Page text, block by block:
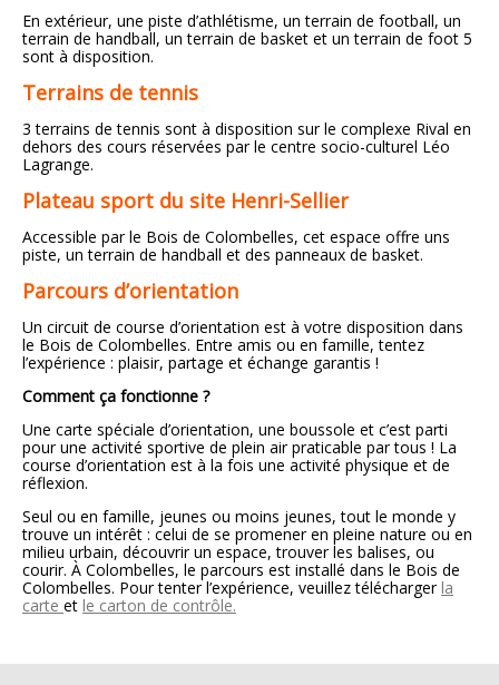
En extérieur, une piste d’athlétisme, un terrain de football, un
terrain de handball, un terrain de basket et un terrain de foot 5
sont à disposition.
Terrains de tennis
3 terrains de tennis sont à disposition sur le complexe Rival en
dehors des cours réservées par le centre socio-culturel Léo
Lagrange.
Plateau sport du site Henri-Sellier
Accessible par le Bois de Colombelles, cet espace offre uns
piste, un terrain de handball et des panneaux de basket.
Parcours d’orientation
Un circuit de course d’orientation est à votre disposition dans
le Bois de Colombelles. Entre amis ou en famille, tentez
l’expérience : plaisir, partage et échange garantis !
Comment ça fonctionne ?
Une carte spéciale d’orientation, une boussole et c’est parti
pour une activité sportive de plein air praticable par tous ! La
course d’orientation est à la fois une activité physique et de
réflexion.
Seul ou en famille, jeunes ou moins jeunes, tout le monde y
trouve un intérêt : celui de se promener en pleine nature ou en
milieu urbain, découvrir un espace, trouver les balises, ou
courir. À Colombelles, le parcours est installé dans le Bois de
Colombelles. Pour tenter l’expérience, veuillez téléchargerla
carte et le carton de contrôle.